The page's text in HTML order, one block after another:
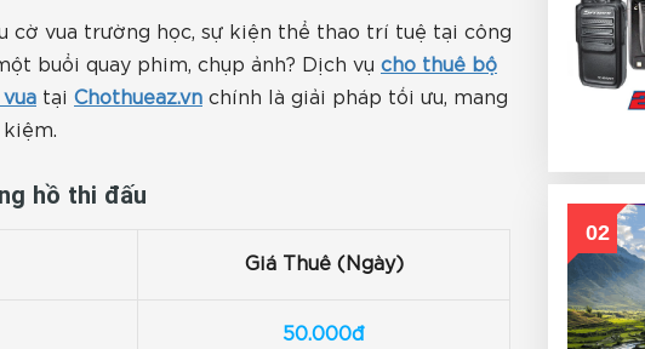
cờ vua trường học, sự kiện thể thao trí tuệ tại công
buổi quay phim, chụp ảnh? Dịch vụ cho thuê bộ
tại Chothueaz.vn chính là giải pháp tối ưu, mang
hồ thi đấu
Giá Thuê (Ngày)
50.000đ
02